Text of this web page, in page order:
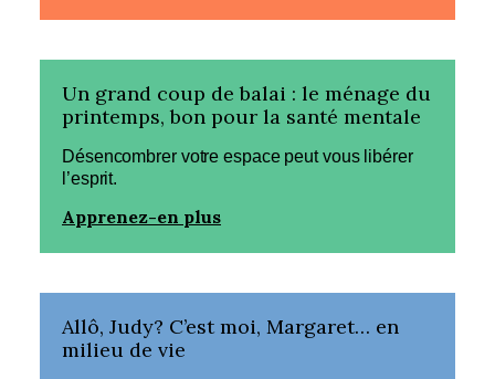
Un grand coup de balai : le ménage du
printemps, bon pour la santé mentale
Désencombrer votre espace peut vous libérer
l’esprit.
Apprenez-en plus
Allô, Judy? C’est moi, Margaret… en
milieu de vie